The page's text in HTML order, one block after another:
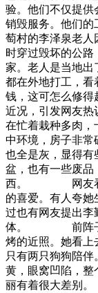
验。他们不仅提供
销毁服务。他们的
萄村的李泽泉老人
时穿过毁坏的公路
家。老人是当地出
都在外地打工，看
钱，这可怎么修得
近况，引发网
在忙着栽种多肉，
中环境，房子非常
也全是灰，显得有
盆，也有一些废品
西。 网友看了
的喜爱。有人夸她
过也有网友提出李
体。 前阵子，
烤的近照。她看上
只有两只狗狗陪
黄，眼窝凹陷，整
丽有着很大差